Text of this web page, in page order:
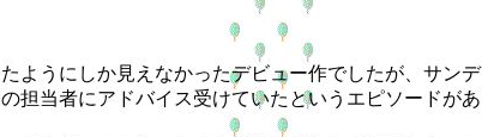
ようにしか見えなかったデビュー作でしたが、サンデ
担当者にアドバイス受けていたというエピソードがあ